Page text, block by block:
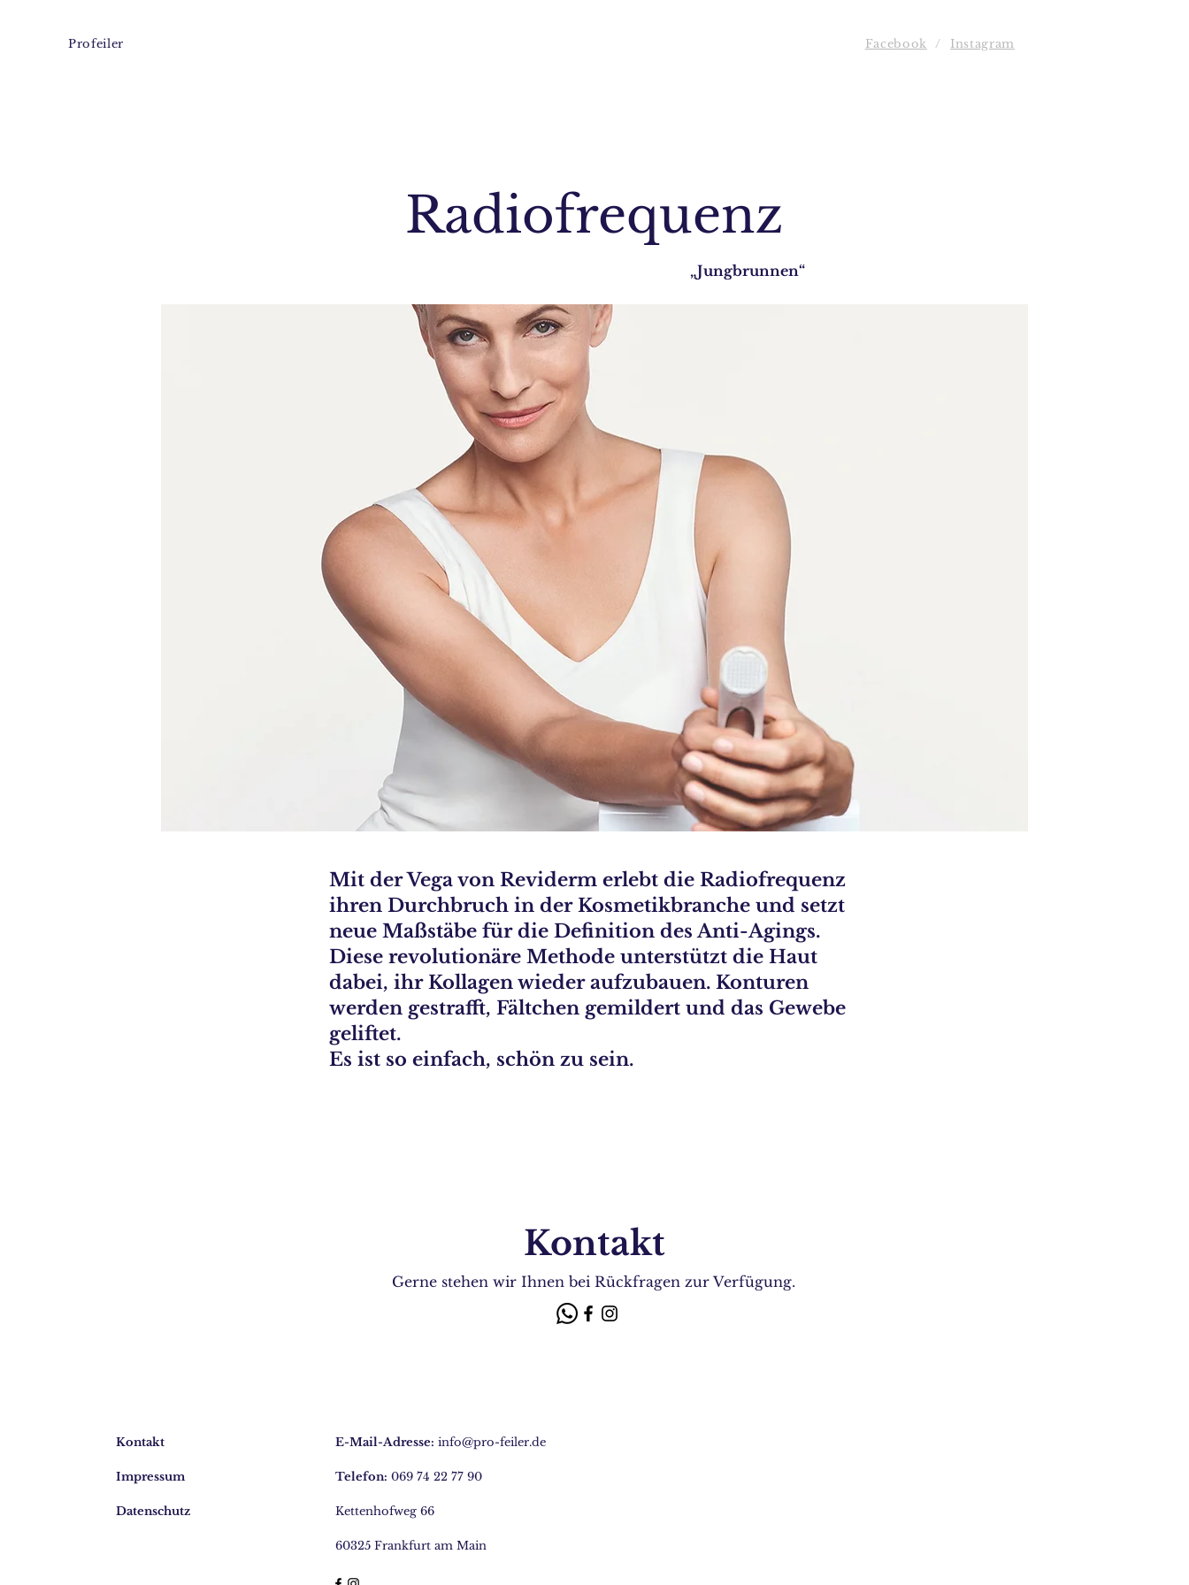
Profeiler Facebook / Instagram
Radiofrequenz
„Jungbrunnen“
Mit der Vega von Reviderm erlebt die Radiofrequenz
ihren Durchbruch in der Kosmetikbranche und setzt
neue Maßstäbe für die Definition des Anti-Agings.
Diese revolutionäre Methode unterstützt die Haut
dabei, ihr Kollagen wieder aufzubauen. Konturen
werden gestrafft, Fältchen gemildert und das Gewebe
geliftet.
Es ist so einfach, schön zu sein.
Kontakt
Gerne stehen wir Ihnen bei Rückfragen zur Verfügung.
Kontakt
Impressum
Datenschutz
E-Mail-Adresse: info@pro-feiler.de
Telefon: 069 74 22 77 90
Kettenhofweg 66
60325 Frankfurt am Main